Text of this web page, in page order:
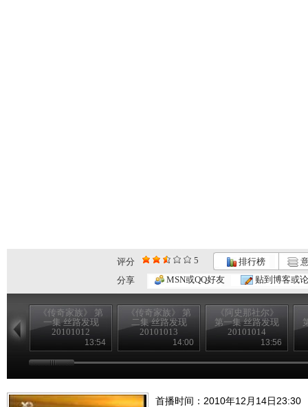
评分 5 排行榜
分享
MSN或QQ好友 贴到博客或
《传奇家族》 第
一集 丝路发现
20101012
13:54
《传奇家族》 第
二集 丝路发现
20101013
14:00
《阿史那社尔》
第一集 丝路发现
20101014
13:56
首播时间：2010年12月14日23:30